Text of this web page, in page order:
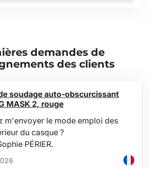
demandes de
des clients
soudage auto-obscurcissant
MASK 2, rouge
m'envoyer le mode emploi des
du casque ?
PÉRIER.